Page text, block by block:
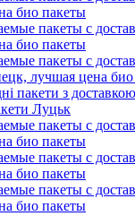
био пакеты
пакеты с
био пакеты
пакеты с
лучшая цена
пакети з
Луцьк
пакеты с
био пакеты
пакеты с
био пакеты
пакеты с
био пакеты